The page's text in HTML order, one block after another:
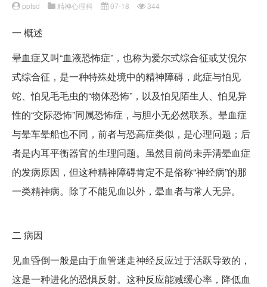
pptsd 精神心理科 07-18 344
一 概述
晕血症又叫“血液恐怖症”，也称为爱尔式综合征或艾倪尔
式综合征，是一种特殊处境中的精神障碍，此症与怕见
蛇、怕见毛毛虫的“物体恐怖”，以及怕见陌生人、怕见异
性的“交际恐怖”同属恐怖症，与胆小无必然联系。晕血症
与晕车晕船也不同，前者与恐高症类似，是心理问题；后
者是内耳平衡器官的生理问题。虽然目前尚未弄清晕血症
的发病原因，但这种精神障碍肯定不是俗称“神经病”的那
一类精神病。除了不能见血以外，晕血者与常人无异。
二 病因
见血昏倒一般是由于血管迷走神经反应过于活跃导致的，
这是一种进化的恐惧反射。这种反应能减缓心率，降低血